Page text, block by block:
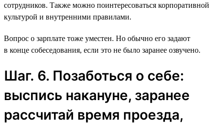
сотрудников. Также можно поинтересоваться корпоративной
культурой и внутренними правилами.
Вопрос о зарплате тоже уместен. Но обычно его задают
в конце собеседования, если это не было заранее озвучено.
Шаг. 6. Позаботься о себе:
выспись накануне, заранее
рассчитай время проезда,